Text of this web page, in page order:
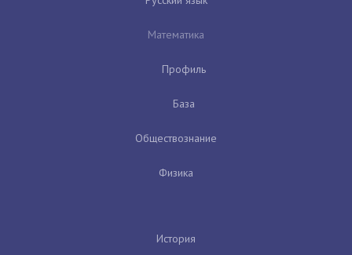
Математика
Профиль
База
Обществознание
Физика
История